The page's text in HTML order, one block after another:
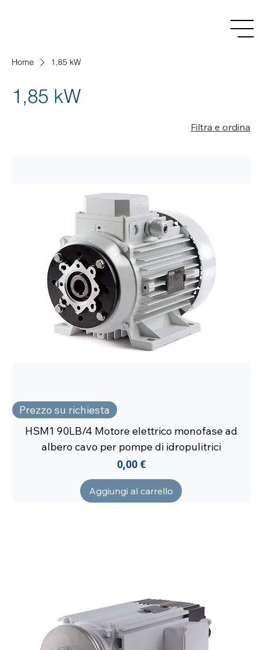
Home 1,85 kW
1,85 kW
Filtra e ordina
Prezzo su richiesta
HSM1 90LB/4 Motore elettrico monofase ad
albero cavo per pompe di idropulitrici
Prezzo
0,00 €
Aggiungi al carrello